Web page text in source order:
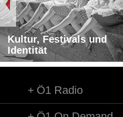
Kultur, Festivals und
Identität
Ö1 Radio